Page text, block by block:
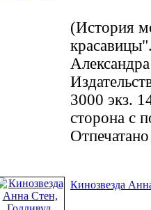
(История
3000 экз.
сторона с
Кинозвезда